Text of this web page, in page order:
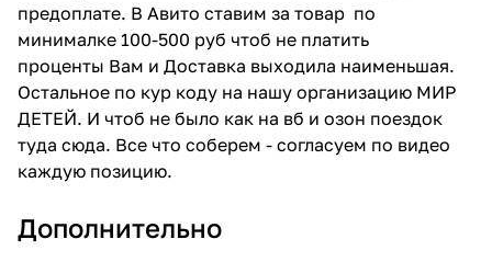
предоплате. В Авито ставим за товар по
минималке 100-500 руб чтоб не платить
проценты Вам и Доставка выходила наименьшая.
Остальное по кур коду на нашу организацию МИР
ДЕТЕЙ. И чтоб не было как на вб и озон поездок
туда сюда. Все что соберем - согласуем по видео
каждую позицию.
Дополнительно